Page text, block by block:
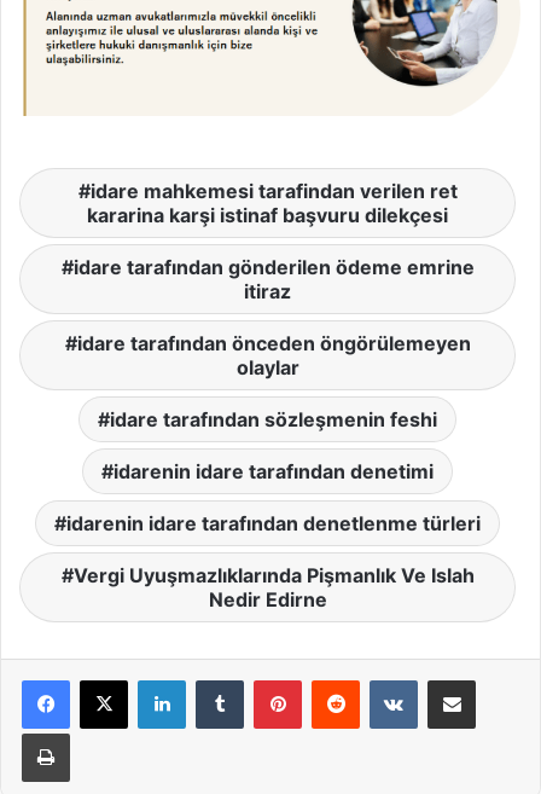
idare mahkemesi tarafindan verilen ret
kararina karşi istinaf başvuru dilekçesi
idare tarafından gönderilen ödeme emrine
itiraz
idare tarafından önceden öngörülemeyen
olaylar
idare tarafından sözleşmenin feshi
idarenin idare tarafından denetimi
idarenin idare tarafından denetlenme türleri
Vergi Uyuşmazlıklarında Pişmanlık Ve Islah
Nedir Edirne
LinkedInTumblr PinterestReddit VKontakteE-Posta ile paylaş
Yazdır